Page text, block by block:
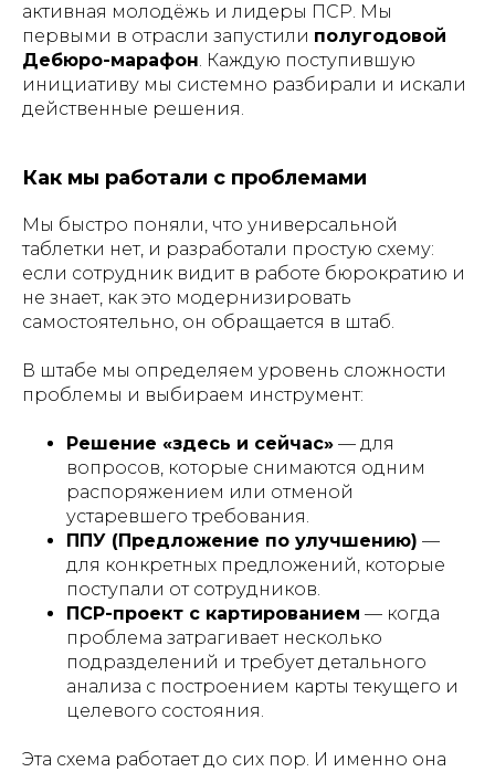
активная молодёжь и лидеры ПСР. Мы
первыми в отрасли запустили полугодовой
Дебюро-марафон. Каждую поступившую
инициативу мы системно разбирали и искали
действенные решения.
Как мы работали с проблемами
Мы быстро поняли, что универсальной
таблетки нет, и разработали простую схему:
если сотрудник видит в работе бюрократию и
не знает, как это модернизировать
самостоятельно, он обращается в штаб.
В штабе мы определяем уровень сложности
проблемы и выбираем инструмент:
Решение «здесь и сейчас» — для
вопросов, которые снимаются одним
распоряжением или отменой
устаревшего требования.
ППУ (Предложение по улучшению) —
для конкретных предложений, которые
поступали от сотрудников.
ПСР-проект с картированием — когда
проблема затрагивает несколько
подразделений и требует детального
анализа с построением карты текущего и
целевого состояния.
Эта схема работает до сих пор. И именно она